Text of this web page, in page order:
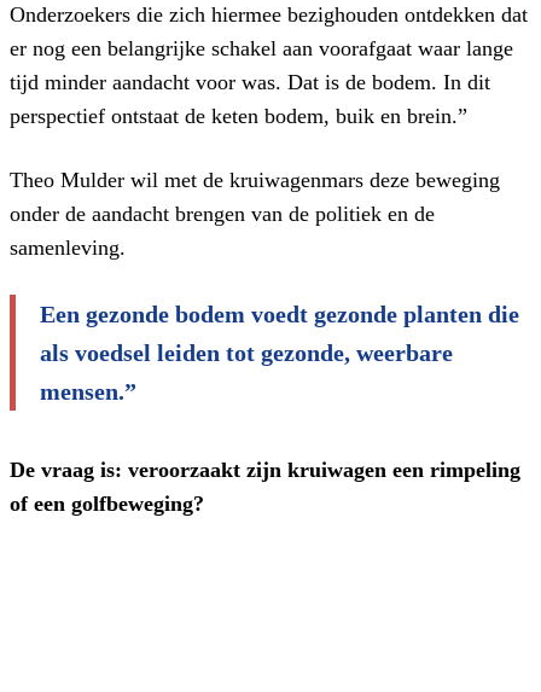
Onderzoekers die zich hiermee bezighouden ontdekken dat
er nog een belangrijke schakel aan voorafgaat waar lange
tijd minder aandacht voor was. Dat is de bodem. In dit
perspectief ontstaat de keten bodem, buik en brein.”
Theo Mulder wil met de kruiwagenmars deze beweging
onder de aandacht brengen van de politiek en de
samenleving.
Een gezonde bodem voedt gezonde planten die
als voedsel leiden tot gezonde, weerbare
mensen.”
De vraag is: veroorzaakt zijn kruiwagen een rimpeling
of een golfbeweging?